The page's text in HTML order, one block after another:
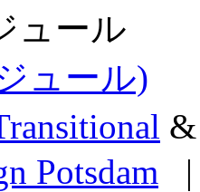
ュール
ュール)
Potsdam |